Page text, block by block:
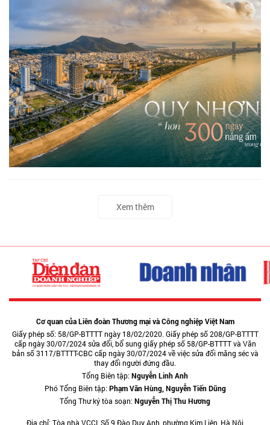
Xem thêm
Cơ quan của Liên đoàn Thương mại và Công nghiệp Việt Nam
Giấy phép số: 58/GP-BTTTT ngày 18/02/2020. Giấy phép số 208/GP-BTTTT
cấp ngày 30/07/2024 sửa đổi, bổ sung giấy phép số 58/GP-BTTTT và Văn
bản số 3117/BTTTT-CBC cấp ngày 30/07/2024 về việc sửa đổi măng séc và
thay đổi người đứng đầu.
Tổng Biên tập:Nguyễn Linh Anh
Phó Tổng Biên tập:Phạm Văn Hùng, Nguyễn Tiến Dũng
Tổng Thư ký tòa soạn:Nguyễn Thị Thu Hương
Địa chỉ: Tòa nhà VCCI, Số 9 Đào Duy Anh, phường Kim Liên, Hà Nội